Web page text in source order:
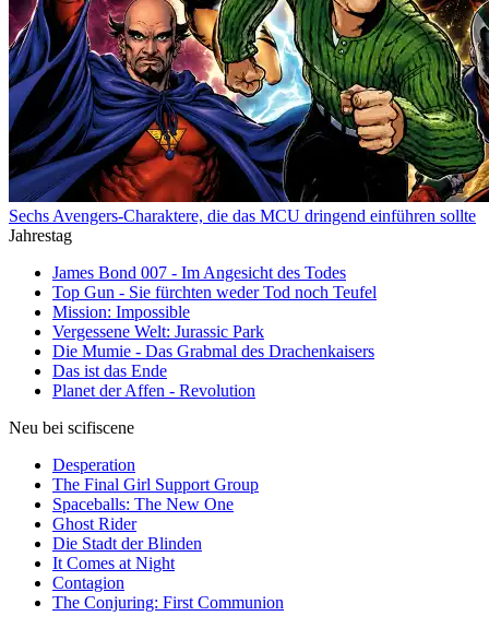
Sechs Avengers-Charaktere, die das MCU dringend einführen sollte
Jahrestag
James Bond 007 - Im Angesicht des Todes
Top Gun - Sie fürchten weder Tod noch Teufel
Mission: Impossible
Vergessene Welt: Jurassic Park
Die Mumie - Das Grabmal des Drachenkaisers
Das ist das Ende
Planet der Affen - Revolution
Neu bei scifiscene
Desperation
The Final Girl Support Group
Spaceballs: The New One
Ghost Rider
Die Stadt der Blinden
It Comes at Night
Contagion
The Conjuring: First Communion